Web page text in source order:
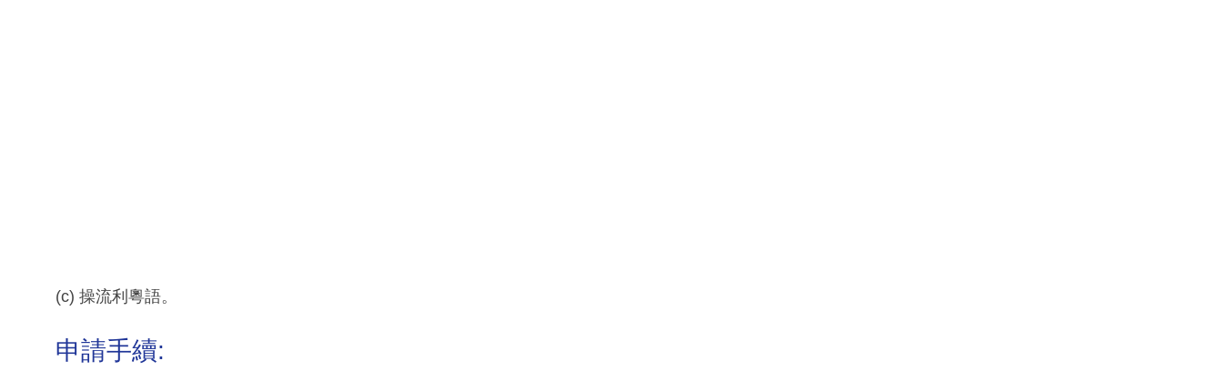
(c) 操流利粵語。
申請手續: